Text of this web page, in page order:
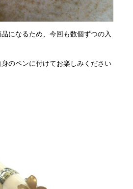
になるため、今回も数個ずつの入
のペンに付けてお楽しみください